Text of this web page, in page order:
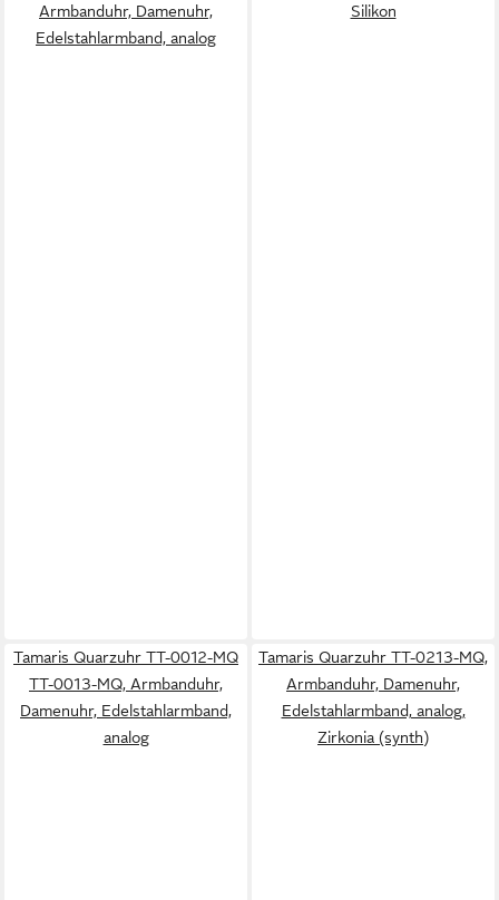
Armbanduhr, Damenuhr,
Edelstahlarmband, analog
Silikon
Tamaris Quarzuhr TT-0012-MQ
TT-0013-MQ, Armbanduhr,
Damenuhr, Edelstahlarmband,
analog
Tamaris Quarzuhr TT-0213-MQ,
Armbanduhr, Damenuhr,
Edelstahlarmband, analog,
Zirkonia (synth)